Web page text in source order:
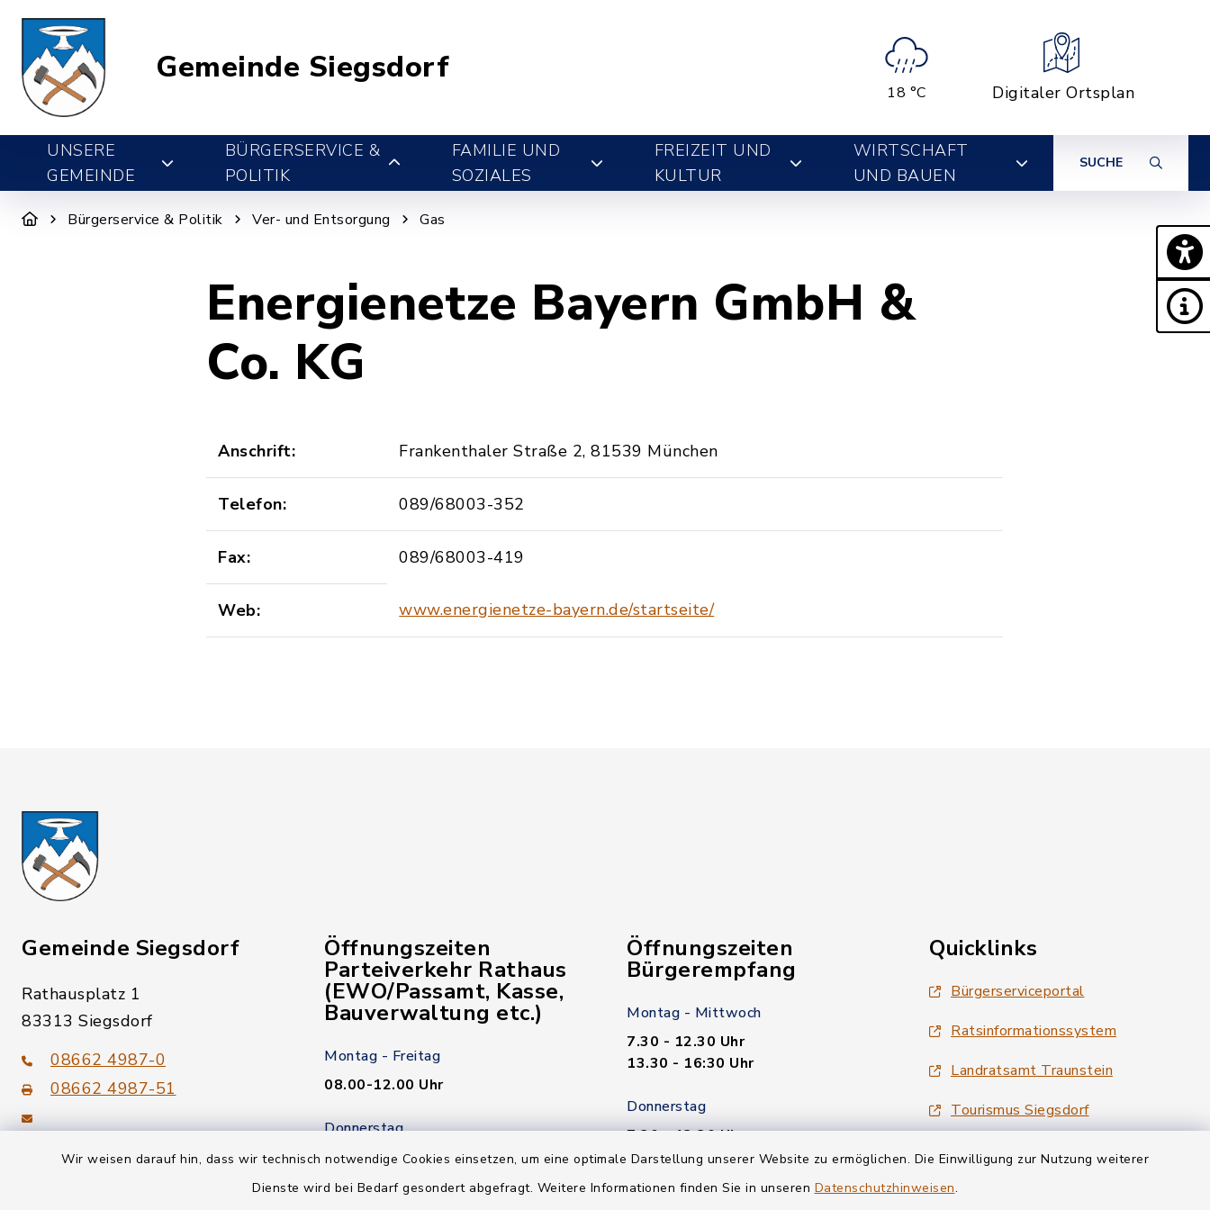
Wir weisen darauf hin, dass wir technisch notwendige Cookies einsetzen, um eine optimale Darstellung unserer Website zu ermöglichen. Die Einwilligung zur Nutzung weiterer
Dienste wird bei Bedarf gesondert abgefragt. Weitere Informationen finden Sie in unseren Datenschutzhinweisen.
Gemeinde Siegsdorf
18 °C Digitaler Ortsplan
UNSERE
GEMEINDE
BÜRGERSERVICE &
POLITIK
FAMILIE UND
SOZIALES
FREIZEIT UND
KULTUR
WIRTSCHAFT
UND BAUEN
SUCHE
Bürgerservice & Politik Ver- und Entsorgung Gas
Energienetze Bayern GmbH &
Co. KG
Anschrift: Frankenthaler Straße 2, 81539 München
Telefon: 089/68003-352
Fax: 089/68003-419
Web: www.energienetze-bayern.de/startseite/
Gemeinde Siegsdorf
Rathausplatz 1
83313 Siegsdorf
08662 4987-0
08662 4987-51
Öffnungszeiten
Parteiverkehr Rathaus
(EWO/Passamt, Kasse,
Bauverwaltung etc.)
Montag - Freitag
08.00-12.00 Uhr
Donnerstag
14.00-18.00 Uhr
Kein Termin nötig!
Öffnungszeiten
Bürgerempfang
Montag - Mittwoch
7.30 - 12.30 Uhr
13.30 - 16:30 Uhr
Donnerstag
7.30 - 12.30 Uhr
13.30 - 18.00 Uhr
Quicklinks
Bürgerserviceportal
Ratsinformationssystem
Landratsamt Traunstein
Tourismus Siegsdorf
Wirtschaftsregion Chiemgau